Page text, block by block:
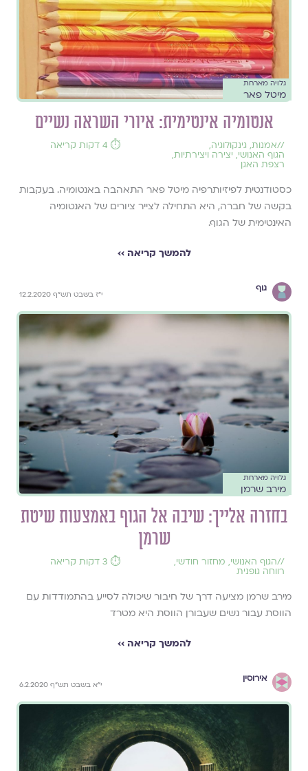
גלויה מארחת
מיטל פאר
אנטומיה אינטימית: איורי השראה נשיים
//אמנות, גינקולוגיה,
הגוף האנושי, יצירה ויצירתיות,
רצפת האגן
⏱️ 4 דקות קריאה
כסטודנטית לפיזיותרפיה מיטל פאר התאהבה באנטומיה. בעקבות
בקשה של חברה, היא התחילה לצייר ציורים של האנטומיה
האינטימית של הגוף.
להמשך קריאה ››
גוף
י"ז בשבט תש"ף 12.2.2020
גלויה מארחת
מירב שרמן
בחזרה אלייך: שיבה אל הגוף באמצעות שיטת
שרמן
//הגוף האנושי, מחזור חודשי,
רווחה גופנית
⏱️ 3 דקות קריאה
מירב שרמן מציעה דרך של חיבור שיכולה לסייע בהתמודדות עם
הווסת עבור נשים שעבורן הווסת היא מטרד
להמשך קריאה ››
אירוסין
י"א בשבט תש"ף 6.2.2020